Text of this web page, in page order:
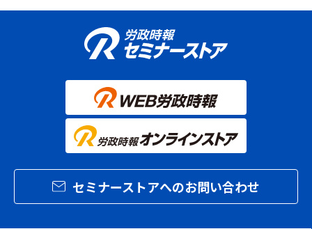
セミナーストアへのお問い合わせ